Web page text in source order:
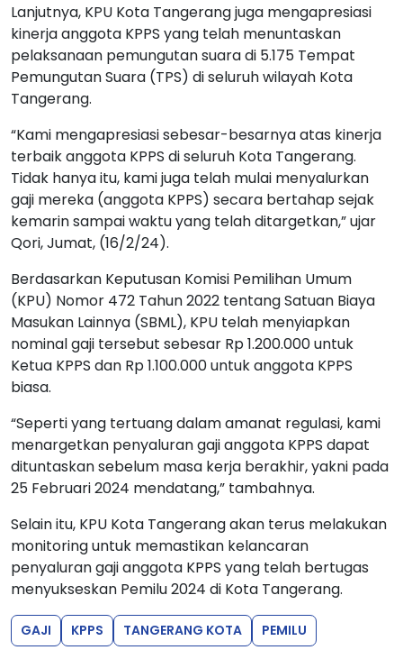
Lanjutnya, KPU Kota Tangerang juga mengapresiasi
kinerja anggota KPPS yang telah menuntaskan
pelaksanaan pemungutan suara di 5.175 Tempat
Pemungutan Suara (TPS) di seluruh wilayah Kota
Tangerang.
“Kami mengapresiasi sebesar-besarnya atas kinerja
terbaik anggota KPPS di seluruh Kota Tangerang.
Tidak hanya itu, kami juga telah mulai menyalurkan
gaji mereka (anggota KPPS) secara bertahap sejak
kemarin sampai waktu yang telah ditargetkan,” ujar
Qori, Jumat, (16/2/24).
Berdasarkan Keputusan Komisi Pemilihan Umum
(KPU) Nomor 472 Tahun 2022 tentang Satuan Biaya
Masukan Lainnya (SBML), KPU telah menyiapkan
nominal gaji tersebut sebesar Rp 1.200.000 untuk
Ketua KPPS dan Rp 1.100.000 untuk anggota KPPS
biasa.
“Seperti yang tertuang dalam amanat regulasi, kami
menargetkan penyaluran gaji anggota KPPS dapat
dituntaskan sebelum masa kerja berakhir, yakni pada
25 Februari 2024 mendatang,” tambahnya.
Selain itu, KPU Kota Tangerang akan terus melakukan
monitoring untuk memastikan kelancaran
penyaluran gaji anggota KPPS yang telah bertugas
menyukseskan Pemilu 2024 di Kota Tangerang.
GAJI KPPS TANGERANG KOTA PEMILU